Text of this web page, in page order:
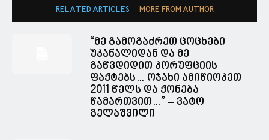
RELATED ARTICLES MORE FROM AUTHOR
“მე გამოგაძრეთ ცოცხები
უკანალიდან და მე
გაწვდიდით კორუფციის
ფაქტებს… ოჯახი ამიწიოკეთ
2011 წელს და ქონება
წამართვით…” – ვატო
გელაშვილი